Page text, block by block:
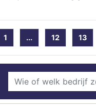
1 ... 12 13